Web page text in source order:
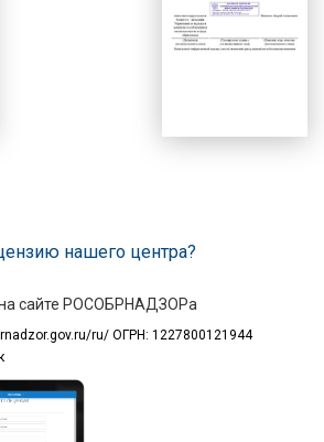
нашего центра?
сайте РОСОБРНАДЗОРа
ru/ ОГРН: 1227800121944